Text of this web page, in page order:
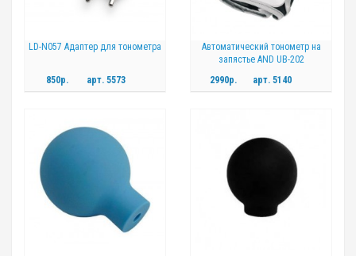
LD-N057 Адаптер для тонометра
850р. арт. 5573
Автоматический тонометр на
запястье AND UB-202
2990р.
арт. 5140